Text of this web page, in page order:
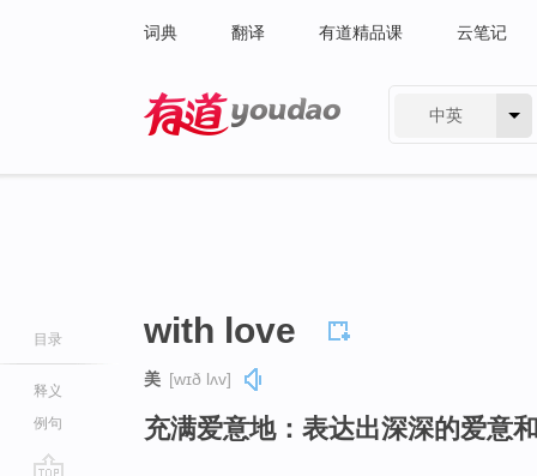
词典 翻译 有道精品课 云笔记
中英
目录
释义
例句
with love
美 [wɪð lʌv]
充满爱意地：表达出深深的爱意